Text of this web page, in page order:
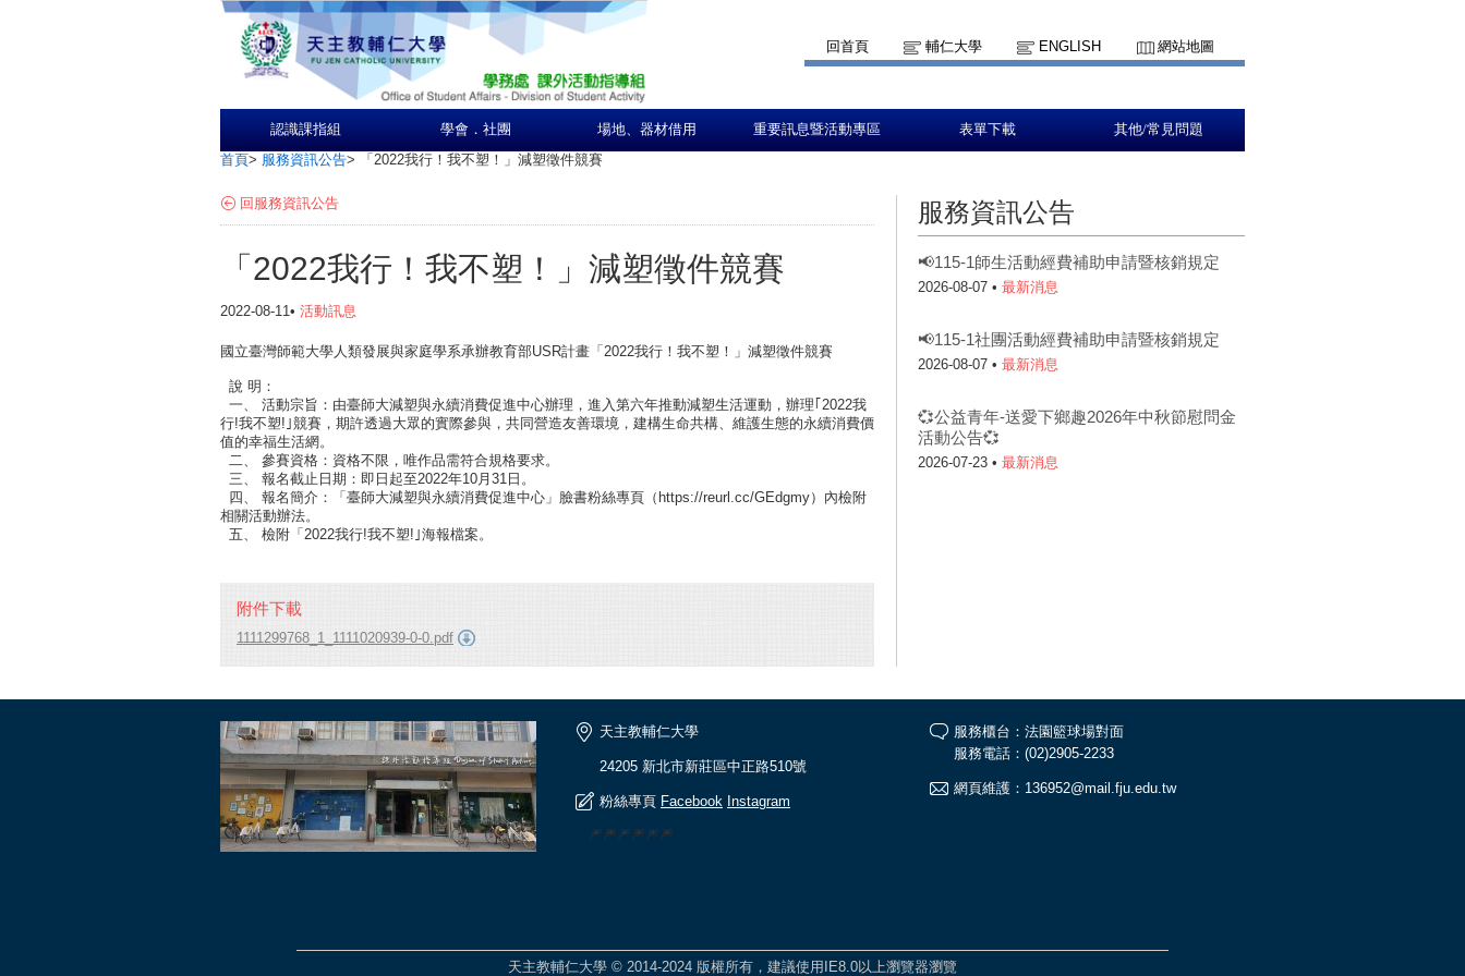
回首頁 輔仁大學 ENGLISH 網站地圖
認識課指組 學會．社團 場地、器材借用 重要訊息暨活動專區 表單下載 其他/常見問題
首頁> 服務資訊公告> 「2022我行！我不塑！」減塑徵件競賽
回服務資訊公告
「2022我行！我不塑！」減塑徵件競賽
2022-08-11• 活動訊息
國立臺灣師範大學人類發展與家庭學系承辦教育部USR計畫「2022我行！我不塑！」減塑徵件競賽
說 明：
一、 活動宗旨：由臺師大減塑與永續消費促進中心辦理，進入第六年推動減塑生活運動，辦理｢2022我
行!我不塑!｣競賽，期許透過大眾的實際參與，共同營造友善環境，建構生命共構、維護生態的永續消費價
值的幸福生活網。
二、 參賽資格：資格不限，唯作品需符合規格要求。
三、 報名截止日期：即日起至2022年10月31日。
四、 報名簡介：「臺師大減塑與永續消費促進中心」臉書粉絲專頁（https://reurl.cc/GEdgmy）內檢附
相關活動辦法。
五、 檢附「2022我行!我不塑!｣海報檔案。
附件下載
1111299768_1_1111020939-0-0.pdf
服務資訊公告
📢115-1師生活動經費補助申請暨核銷規定
2026-08-07 • 最新消息
📢115-1社團活動經費補助申請暨核銷規定
2026-08-07 • 最新消息
💞公益青年-送愛下鄉趣2026年中秋節慰問金
活動公告💞
2026-07-23 • 最新消息
天主教輔仁大學
24205 新北市新莊區中正路510號
粉絲專頁 Facebook Instagram
🎆🎆🎆🎆🎆🎆
服務櫃台：法園籃球場對面
服務電話：(02)2905-2233
網頁維護：136952@mail.fju.edu.tw
天主教輔仁大學 © 2014-2024 版權所有，建議使用IE8.0以上瀏覽器瀏覽